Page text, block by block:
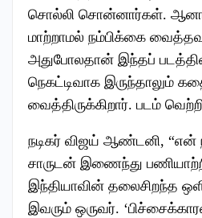
சொல்லி சொன்னார்கள்.
மாற்றாமல் நம்பிக்கை
அதுபோலதான் இந்தப்
நெகட்டிவாக இருந்தாலும்
வைத்திருக்கிறார். படம்
நடிகர் விஜய் ஆண்டனி, “என்
சாருடன் இணைந்து
இந்தியாவின் தலைசிறந்த
இவரும் ஒருவர்.